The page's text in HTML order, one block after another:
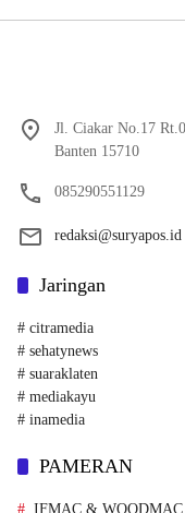
Jl. Ciakar No.17
Banten 15710
085290551129
redaksi@suryapos.id
Jaringan
# citramedia
# sehatynews
# suaraklaten
# mediakayu
# inamedia
PAMERAN
IFMAC & WOODMAC